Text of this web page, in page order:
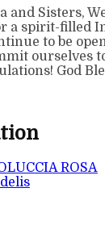
and Sisters,
a spirit-filled
to be
ourselves
God
ROSA